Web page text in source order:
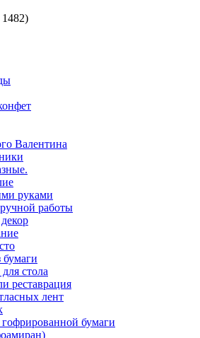
1482)
Валентина
руками
работы
бумаги
стола
реставрация
лент
бумаги